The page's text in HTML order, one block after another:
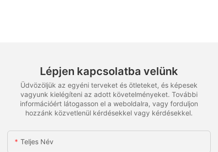
Lépjen kapcsolatba velünk
Üdvözöljük az egyéni terveket és ötleteket, és képesek
vagyunk kielégíteni az adott követelményeket. További
információért látogasson el a weboldalra, vagy forduljon
hozzánk közvetlenül kérdésekkel vagy kérdésekkel.
Teljes Név